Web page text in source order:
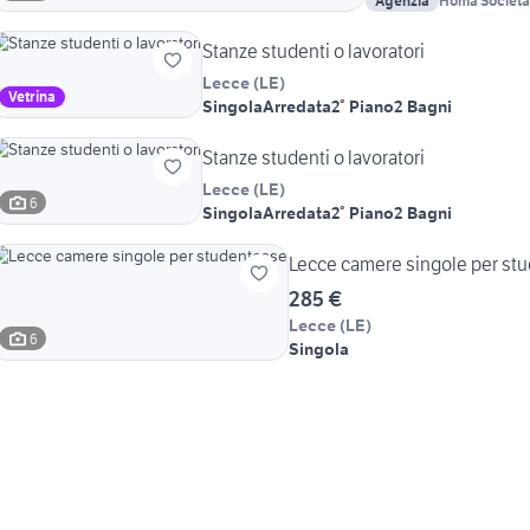
Vetrina
Stanze studenti o lavoratori
Lecce (LE)
SingolaArredata2° Piano2 Bagni
6
Stanze studenti o lavoratori
Lecce (LE)
SingolaArredata2° Piano2 Bagni
6
Lecce camere singole per
285 €
Lecce (LE)
Singola